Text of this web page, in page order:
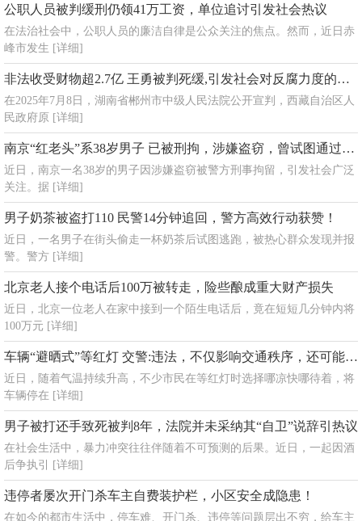
公职人员被判缓刑仍领41万工资，单位追讨引发社会热议
在法治社会中，公职人员的廉洁自律是公众关注的焦点。然而，近日赤
峰市发生 [详细]
非法收受财物超2.7亿 王勇被判死缓,引发社会对反腐力度的广泛关注
在2025年7月8日，湖南省郴州市中级人民法院公开宣判，西藏自治区人
民政府原 [详细]
南京“红老头”系38岁男子 已被刑拘，涉嫌盗窃，曾试图通过暴力手段逃避抓捕
近日，南京一名38岁的男子因涉嫌盗窃被警方刑事拘留，引发社会广泛
关注。据 [详细]
男子奶茶被盗打110 民警14分钟追回，警方高效行动获赞！
近日，一名男子在街头偷走一杯奶茶后试图逃跑，被热心群众发现并报
警。警方 [详细]
北京老人接个电话后100万被转走，险些酿成重大财产损失
近日，北京一位老人在家中接到一个陌生电话后，竟在短短几分钟内将
100万元 [详细]
车辆“避晒式”等红灯 交警:违法，不仅影响交通秩序，还可能引发安全隐患
近日，随着气温持续升高，不少市民在等红灯时选择哪凉快哪待着，将
车辆停在 [详细]
男子被打还手致死被判8年，法院并未采纳其“自卫”说辞引热议
在社会生活中，暴力冲突往往伴随着不可预测的后果。近日，一起因酒
后争执引
[详细]
违停者屡次开门杀车主自费装护栏，小区安全成隐患！
在如今的都市生活中，停车难、开门杀、违停等问题层出不穷，给车主